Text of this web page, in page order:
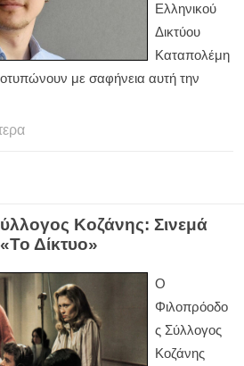
Ελληνικού
Δικτύου
Καταπολέμη
με σαφήνεια αυτή την
Κοζάνης: Σινεμά
Δίκτυο»
Ο
Φιλοπρόοδο
ς Σύλλογος
Κοζάνης